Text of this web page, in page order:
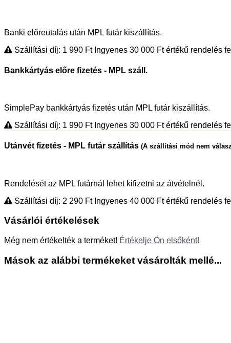
Banki előreutalás után MPL futár kiszállítás.
Szállítási díj: 1 990 Ft Ingyenes 30 000 Ftértékű rendelés
Bankkártyás előre fizetés - MPL száll.
SimplePay bankkártyás fizetés után MPL futár kiszállítás.
Szállítási díj: 1 990 Ft Ingyenes 30 000 Ftértékű rendelés
Utánvét fizetés - MPL futár szállítás (A szállítási mód nem
Rendelését az MPL futárnál lehet kifizetni az átvételnél.
Szállítási díj: 2 290 Ft Ingyenes 40 000 Ftértékű rendelés
Vásárlói értékelések
Még nem értékelték a terméket! Értékelje Ön elsőként!
Mások az alábbi termékeket vásárolták mellé...